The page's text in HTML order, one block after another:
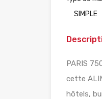
SIMPLE
PARIS
cette
hôtels,